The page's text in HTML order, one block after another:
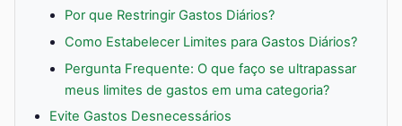
Por que Restringir Gastos Diários?
Como Estabelecer Limites para Gastos Diários?
Pergunta Frequente: O que faço se ultrapassar
meus limites de gastos em uma categoria?
Evite Gastos Desnecessários